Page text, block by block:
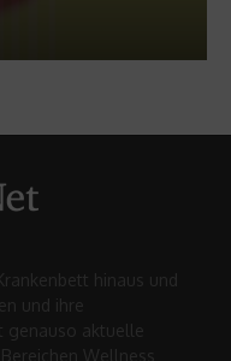
hinaus und
und ihre
genauso aktuelle
Wellness